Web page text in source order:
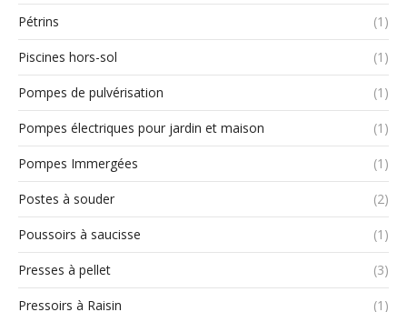
Pétrins (1)
Piscines hors-sol (1)
Pompes de pulvérisation (1)
Pompes électriques pour jardin et maison (1)
Pompes Immergées (1)
Postes à souder (2)
Poussoirs à saucisse (1)
Presses à pellet (3)
Pressoirs à Raisin (1)